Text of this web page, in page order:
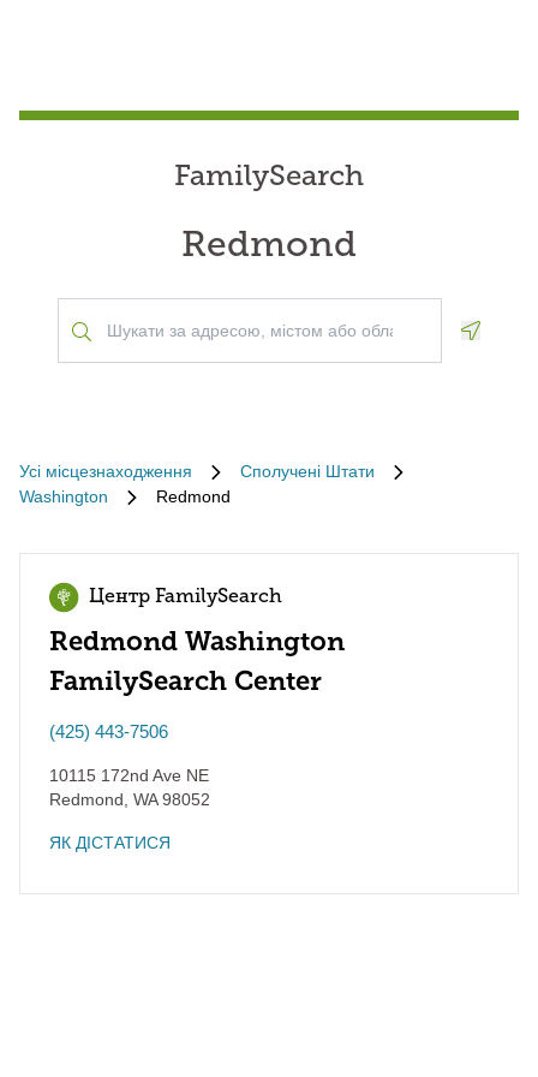
FamilySearch
Redmond
Усі місцезнаходження
Сполучені Штати
Washington
Redmond
Центр FamilySearch
Redmond Washington
FamilySearch Center
(425) 443-7506
10115 172nd Ave NE
Redmond WA98052
ЯК ДІСТАТИСЯ